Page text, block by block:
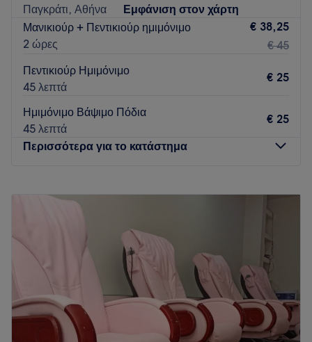
Παγκράτι, Αθήνα
Εμφάνιση στον χάρτη
Μανικιούρ + Πεντικιούρ ημιμόνιμο
2 ώρες
€ 38,25
€ 45
Πεντικιούρ Ημιμόνιμο
45 λεπτά
€ 25
Ημιμόνιμο Βάψιμο Πόδια
45 λεπτά
€ 25
Περισσότερα για το κατάστημα
Τρίτη
Παρασκευή
09:00
23:00
Σάββατο
09:00 –23:00
Κυριακή
10:00 –19:00
Το Espresso Nails βρίσκεται στον πιο κεντρικό δρόμο του
Παγκρατίου και παρέχει υπηρεσίες μανικιούρ , πεντικιουρ